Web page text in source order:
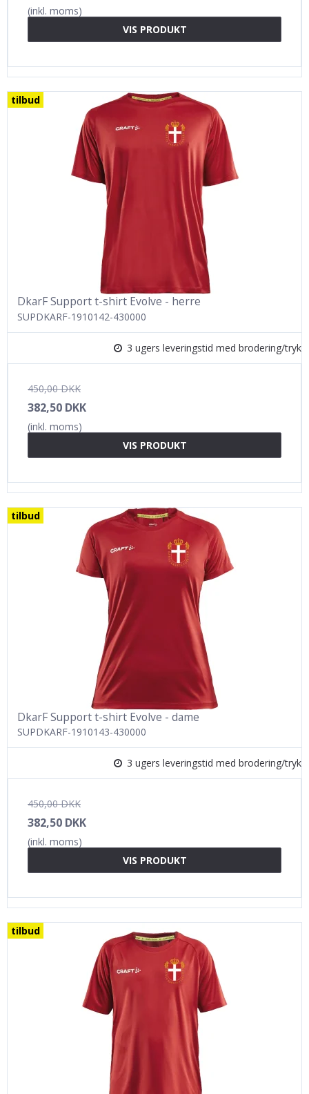
(inkl. moms)
VIS PRODUKT
tilbud
DkarF Support t-shirt Evolve - herre
SUPDKARF-1910142-430000
3 ugers leveringstid med brodering/tryk
450,00 DKK
382,50 DKK
(inkl. moms)
VIS PRODUKT
tilbud
DkarF Support t-shirt Evolve - dame
SUPDKARF-1910143-430000
3 ugers leveringstid med brodering/tryk
450,00 DKK
382,50 DKK
(inkl. moms)
VIS PRODUKT
tilbud